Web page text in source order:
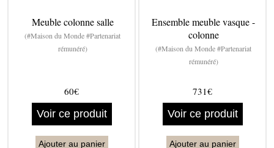
Meuble colonne salle
(#Maison du Monde #Partenariat
rémunéré)
60€
Voir ce produit
Ajouter au panier
Ensemble meuble vasque -
colonne
(#Maison du Monde #Partenariat
rémunéré)
731€
Voir ce produit
Ajouter au panier